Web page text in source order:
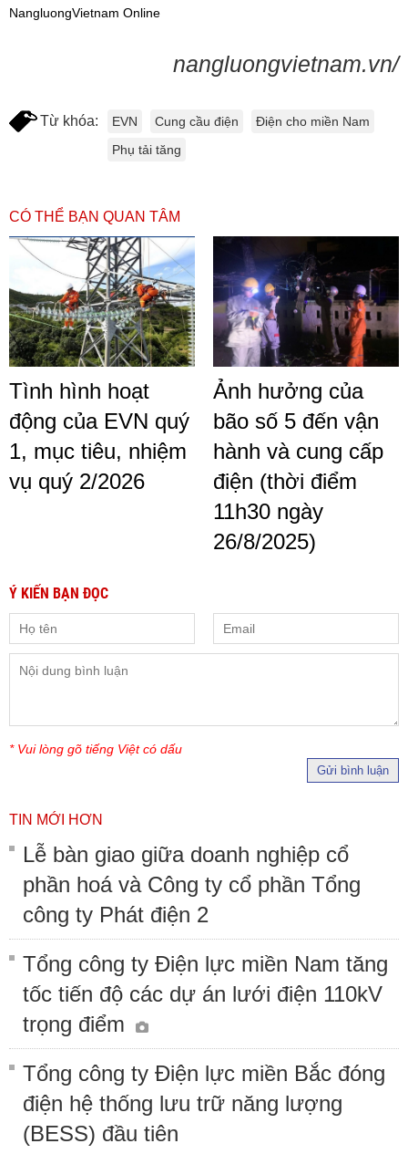
NangluongVietnam Online
nangluongvietnam.vn/
Từ khóa: EVN Cung cầu điện
Điện cho miền Nam
Phụ tải tăng
CÓ THỂ BẠN QUAN TÂM
Tình hình hoạt
động của EVN quý
1, mục tiêu, nhiệm
vụ quý 2/2026
Ảnh hưởng của
bão số 5 đến vận
hành và cung cấp
điện (thời điểm
11h30 ngày
26/8/2025)
Ý KIẾN BẠN ĐỌC
* Vui lòng gõ tiếng Việt có dấu
Gửi bình luận
TIN MỚI HƠN
Lễ bàn giao giữa doanh nghiệp cổ
phần hoá và Công ty cổ phần Tổng
công ty Phát điện 2
Tổng công ty Điện lực miền Nam tăng
tốc tiến độ các dự án lưới điện 110kV
trọng điểm
Tổng công ty Điện lực miền Bắc đóng
điện hệ thống lưu trữ năng lượng
(BESS) đầu tiên